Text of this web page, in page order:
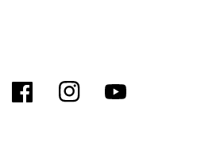
FacebookInstagramYouTube